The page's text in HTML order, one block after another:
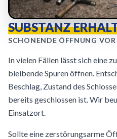
SUBSTANZ
SCHONENDE ÖFFNUNG
In vielen Fällen lässt sich eine
bleibende Spuren öffnen.
Beschlag, Zustand des
bereits geschlossen ist. Wir
Einsatzort.
Sollte eine zerstörungsarme